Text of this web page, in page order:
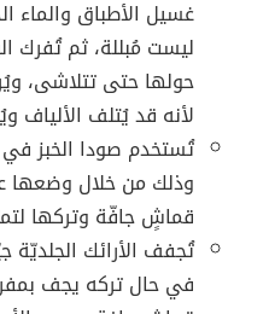
غسيل الأطباق والماء
ليست مُبللة، ثم تُفرك
حولها حتى تتلاشى،
لأنه قد يُتلف الألياف
تُستخدم صودا الخبز
وذلك من خلال وضعها
قماشٍ جافّة وتركها
تُجفف الأرائك الجلديّة
في حال تركه يجف